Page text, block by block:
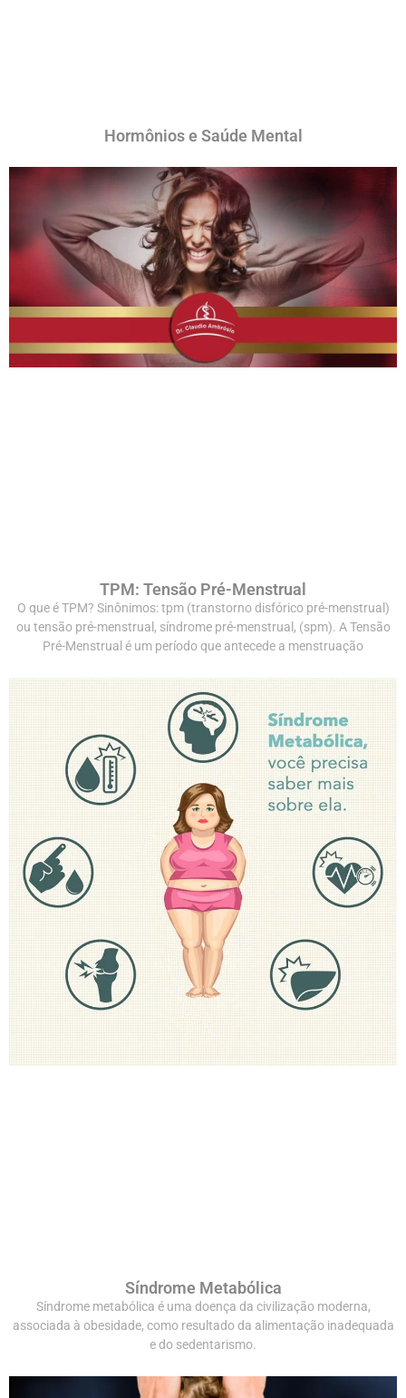
Hormônios e Saúde Mental
TPM: Tensão Pré-Menstrual
O que é TPM? Sinônimos: tpm (transtorno disfórico pré-menstrual)
ou tensão pré-menstrual, síndrome pré-menstrual, (spm). A Tensão
Pré-Menstrual é um período que antecede a menstruação
Síndrome Metabólica
Síndrome metabólica é uma doença da civilização moderna,
associada à obesidade, como resultado da alimentação inadequada
e do sedentarismo.